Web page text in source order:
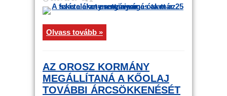
Olvass tovább »
AZ OROSZ KORMÁNY
MEGÁLLÍTANÁ A KŐOLAJ
TOVÁBBI ÁRCSÖKKENÉSÉT